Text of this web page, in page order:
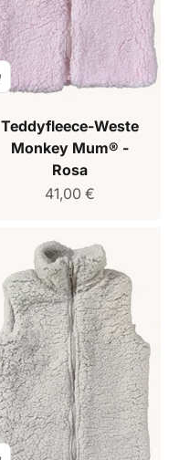
Teddyfleece-Weste
Monkey Mum® -
Rosa
Verkaufspreis
41,00 €